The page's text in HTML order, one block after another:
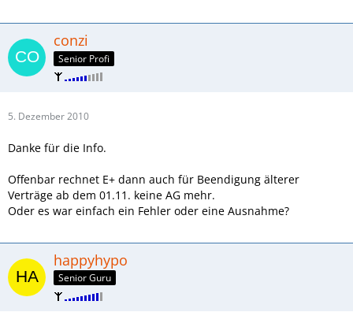
conzi
Senior Profi
5. Dezember 2010
Danke für die Info.
Offenbar rechnet E+ dann auch für Beendigung älterer
Verträge ab dem 01.11. keine AG mehr.
Oder es war einfach ein Fehler oder eine Ausnahme?
happyhypo
Senior Guru